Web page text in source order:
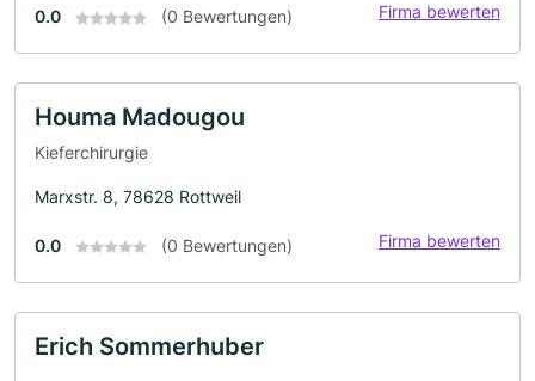
0.0 (0 Bewertungen) Firma bewerten
Houma Madougou
Kieferchirurgie
Marxstr. 8, 78628 Rottweil
0.0 (0 Bewertungen) Firma bewerten
Erich Sommerhuber